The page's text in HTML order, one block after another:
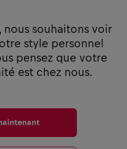
souhaitons voir
style personnel
pensez que votre
est chez nous.